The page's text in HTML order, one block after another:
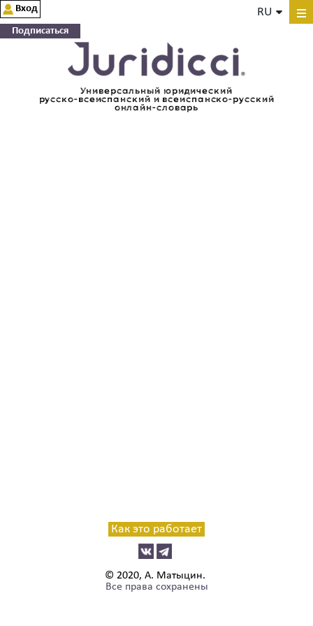
Универсальный юридический
русско-всеиспанский и всеиспанско-русский
онлайн-словарь
RU
Вход
Подписаться
Как это работает
© 2020, А. Матыцин.
Все права сохранены